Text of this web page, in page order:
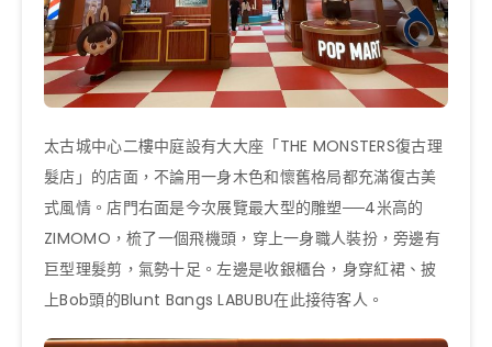
太古城中心二樓中庭設有大大座「THE MONSTERS復古理
髮店」的店面，不論用一身木色和懷舊格局都充滿復古美
式風情。店門右面是今次展覽最大型的雕塑──4米高的
ZIMOMO，梳了一個飛機頭，穿上一身職人裝扮，旁邊有
巨型理髮剪，氣勢十足。左邊是收銀櫃台，身穿紅裙、披
上Bob頭的Blunt Bangs LABUBU在此接待客人。